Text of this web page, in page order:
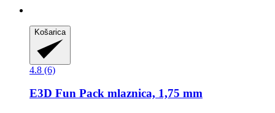
Košarica
4.8 (6)
E3D Fun Pack mlaznica, 1,75 mm